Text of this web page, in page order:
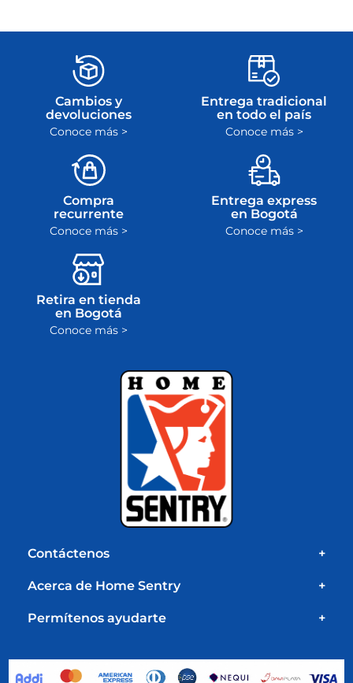
Cambios y
devoluciones
Conoce más >
Entrega tradicional
en todo el país
Conoce más >
Compra
recurrente
Conoce más >
Entrega express
en Bogotá
Conoce más >
Retira en tienda
en Bogotá
Conoce más >
Contáctenos +
Acerca de Home Sentry +
Permítenos ayudarte +